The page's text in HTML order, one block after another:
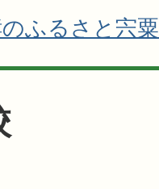
ふるさと宍粟